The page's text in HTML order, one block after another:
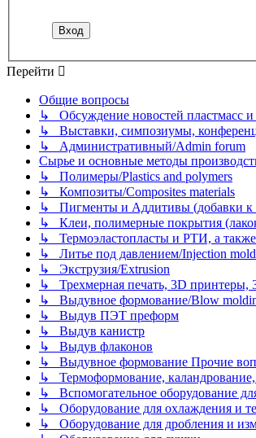
Перейти
Общие вопросы
↳ Обсуждение новостей пластмасс и
↳ Выставки, симпозиумы,
↳ Административный/Admin forum
Сырье и основные методы
↳ Полимеры/Plastics and polymers
↳ Композиты/Сomposites materials
↳ Пигменты и Аддитивы (добавки к
↳ Клеи, полимерные покрытия
↳ Термоэластопласты и РТИ, а также
↳ Литье под давлением/Injection
↳ Экструзия/Extrusion
↳ Трехмерная печать, 3D принтеры,
↳ Выдувное формование/Blow
↳ Выдув ПЭТ преформ
↳ Выдув канистр
↳ Выдув флаконов
↳ Выдувное формование Прочие
↳ Термоформование, каландрование,
↳ Вспомогательное оборудование
↳ Оборудование для охлаждения и
↳ Оборудование для дробления и